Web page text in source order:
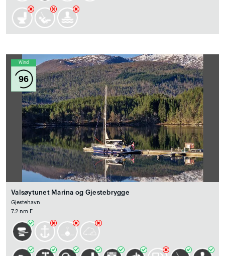
Wind
96
Valsøytunet Marina og Gjestebrygge
Gjestehavn
7.2 nm E